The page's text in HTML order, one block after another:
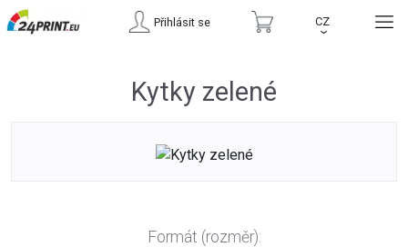
Přihlásit se CZ
›
Kytky zelené
Formát (rozměr):